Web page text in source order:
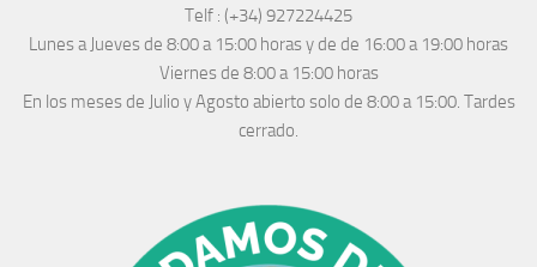
Telf : (+34) 927224425
Lunes a Jueves de 8:00 a 15:00 horas y de de 16:00 a 19:00 horas
Viernes de 8:00 a 15:00 horas
En los meses de Julio y Agosto abierto solo de 8:00 a 15:00. Tardes
cerrado.